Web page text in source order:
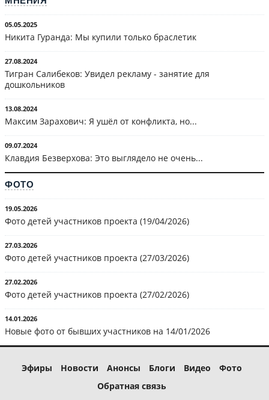
05.05.2025
Никита Гуранда: Мы купили только браслетик
27.08.2024
Тигран Салибеков: Увидел рекламу - занятие для
дошкольников
13.08.2024
Максим Зарахович: Я ушёл от конфликта, но...
09.07.2024
Клавдия Безверхова: Это выглядело не очень...
ФОТО
19.05.2026
Фото детей участников проекта (19/04/2026)
27.03.2026
Фото детей участников проекта (27/03/2026)
27.02.2026
Фото детей участников проекта (27/02/2026)
14.01.2026
Новые фото от бывших участников на 14/01/2026
Эфиры Новости Анонсы Блоги Видео
Фото
Обратная связь